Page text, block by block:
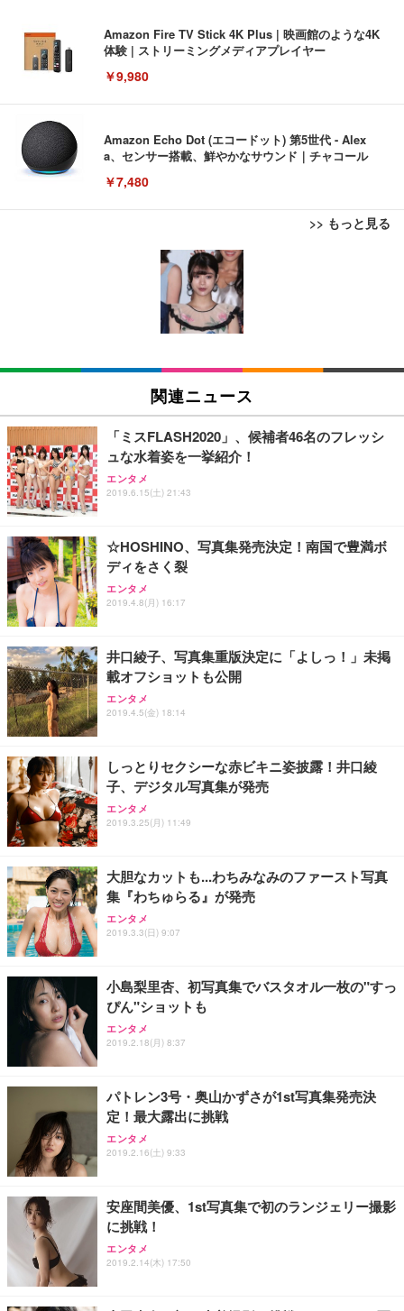
Amazon Fire TV Stick 4K Plus | 映画館のような4K
体験 | ストリーミングメディアプレイヤー
￥9,980
Amazon Echo Dot (エコードット) 第5世代 - Alex
a、センサー搭載、鮮やかなサウンド｜チャコール
￥7,480
>> もっと見る
[EdoErgo] オフィスチェア 椅子 テレワーク 疲れな
い 跳ね上げ式アームレスト コンパクト 約105度ロッ
キング pc 事務椅子 360度回転 座面昇降 強化ナイロ
ン樹脂ベース 通気性メッシュ 在宅ワーク H-WY01
(黒網+黒枠+黒足)
SIHOO B100 オフィスチェア／デスクチェア メッシ
ュチェア 人間工学 疲れない ブラック
￥27,999
Sezlife オフィスチェア デスクチェア 疲れない テレ
ワーク チェア 強化バックレスト 30度ロッキング機
能 人間工学 椅子 腰サポート 90度跳ね上げ式アーム
務用 おしゃれ パソコンチェア (ブラック)
Sezlife オフィスチェア デスクチェア 疲れない テレ
ワーク チェア 強化バックレスト 30度ロッキング機
能 人間工学 椅子 腰サポート 90度跳ね上げ式アーム
務用 おしゃれ パソコンチェア (ホワイト)
ANDWINT オフィスチェア デスクチェア 肘なし メ
ッシュ 通気性 ランバーサポート付き 腰サポート ガ
ス圧無段階昇降 360度回転 キャスター付き コンパク
EIZO ビジネス向けプレミアムモニター | FlexScan
EV3240X-WT | 31.5型4K UHD・USB Type-C・ホワ
￥105,595
EIZO ビジネス向けプレミアムモニター | FlexScan
￥109,572
【純正品】27"ゲーミングモニター DualSense 充電
フック付き（CFI-ZDM1J）
【整備済み品】Dell E2724HS 27インチ 液晶モニタ
ー フルHD（1920×1080）VA 非光沢 HDMI/DisplayP
ort/VGA スピーカー内蔵 高さ調整 スイベル VESA対
【MiniLED/24.5inch/280Hz/FHD】GRAPHT THE S
HOOTER Gaming Monitor 24” Essential ゲーミン
グモニター QD 24.5インチ 1ms FHD 量子ドット 残
Amazonベーシック ペットシーツ 薄型 レギュラー 1
回使い捨て 無香料 ホワイト 300枚
Amazonベーシック ペットシーツ 厚型 ワイド 42枚
x2袋(84枚) ホワイト(吸収面:ライトブルー)
￥3,234
ネオ・ルーライフ ネオ・オムツ L 中型犬用 26枚入
り 単品
Smart Basic(スマートベーシック) 【Amazon.co.jp
限定】 Smart Basic アイリスオーヤマ ペットシーツ
超厚型 お徳用 ワイド 100枚入 (x 1) (ケース販売)
アイリスオーヤマ ペットシーツ 超厚型 お徳用 レギ
ュラー 200枚入【Amazon.co.jp限定】
関連ニュース
「ミスFLASH2020」、候補者46名のフレッシ
ュな水着姿を一挙紹介！
エンタメ
2019.6.15(土) 21:43
☆HOSHINO、写真集発売決定！南国で豊満ボ
ディをさく裂
エンタメ
2019.4.8(月) 16:17
井口綾子、写真集重版決定に「よしっ！」未掲
載オフショットも公開
エンタメ
2019.4.5(金) 18:14
しっとりセクシーな赤ビキニ姿披露！井口綾
子、デジタル写真集が発売
エンタメ
2019.3.25(月) 11:49
大胆なカットも...わちみなみのファースト写真
集『わちゅらる』が発売
エンタメ
2019.3.3(日) 9:07
小島梨里杏、初写真集でバスタオル一枚の"すっ
ぴん"ショットも
エンタメ
2019.2.18(月) 8:37
パトレン3号・奥山かずさが1st写真集発売決
定！最大露出に挑戦
エンタメ
2019.2.16(土) 9:33
安座間美優、1st写真集で初のランジェリー撮影
に挑戦！
エンタメ
2019.2.14(木) 17:50